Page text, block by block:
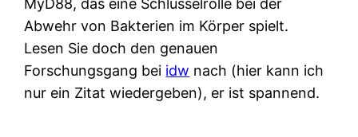
MyD88, das eine Schlüsselrolle bei der
Abwehr von Bakterien im Körper spielt.
Lesen Sie doch den genauen
Forschungsgang bei idw nach (hier kann ich
nur ein Zitat wiedergeben), er ist spannend.